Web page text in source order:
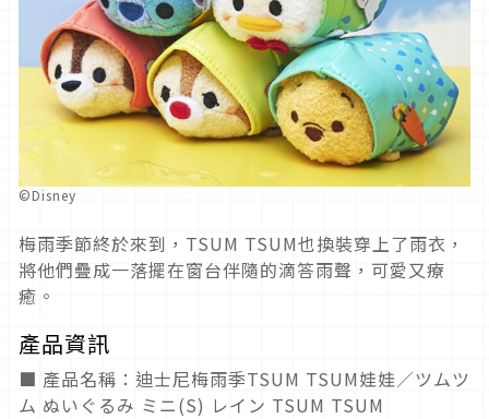
©Disney
梅雨季節終於來到，TSUM TSUM也換裝穿上了雨衣，
將他們疊成一落擺在窗台伴隨的滴答雨聲，可愛又療
癒。
產品資訊
■ 產品名稱：迪士尼梅雨季TSUM TSUM娃娃／ツムツ
ム ぬいぐるみ ミニ(S) レイン TSUM TSUM